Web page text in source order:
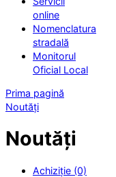
online
Nomenclatura
stradală
Monitorul
Oficial Local
Prima pagină
Noutăți
Noutăți
Achiziție (0)